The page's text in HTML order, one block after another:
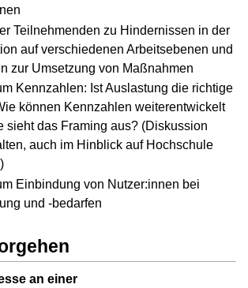
Teilnehmenden zu Hindernissen in der
auf verschiedenen Arbeitsebenen und
zur Umsetzung von Maßnahmen
Kennzahlen: Ist Auslastung die richtige
können Kennzahlen weiterentwickelt
sieht das Framing aus? (Diskussion
auch im Hinblick auf Hochschule
Einbindung von Nutzer:innen bei
und -bedarfen
an einer